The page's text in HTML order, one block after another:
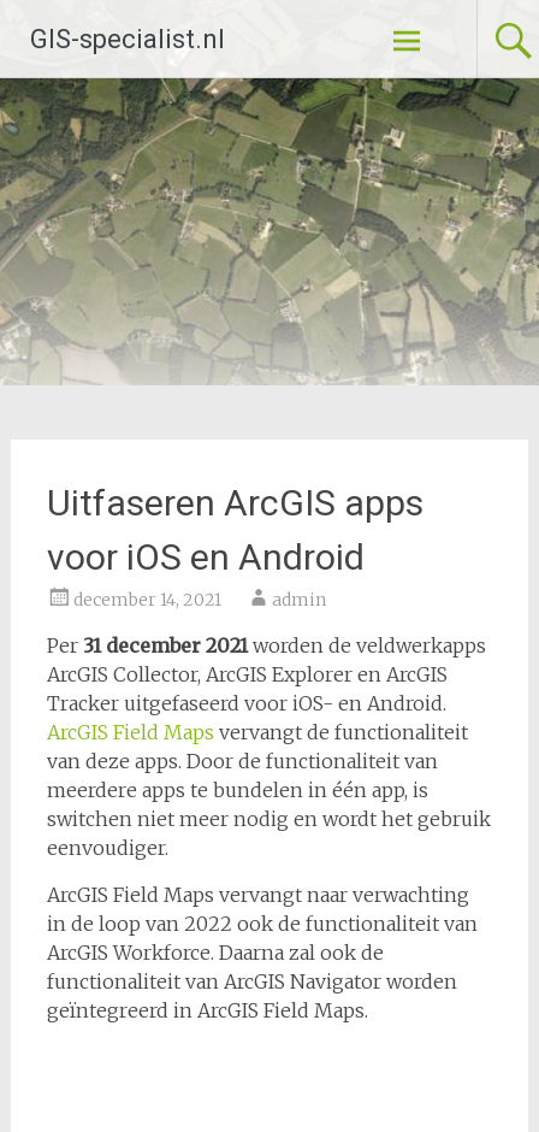
naar
de
inhoud
GIS-specialist.nl
Uitfaseren ArcGIS apps
voor iOS en Android
december 14, 2021 admin
Per 31 december 2021worden de veldwerkapps
ArcGIS Collector, ArcGIS Explorer en ArcGIS
Tracker uitgefaseerd voor iOS- en Android.
ArcGIS Field Maps vervangt de functionaliteit
van deze apps. Door de functionaliteit van
meerdere apps te bundelen in één app, is
switchen niet meer nodig en wordt het gebruik
eenvoudiger.
ArcGIS Field Maps vervangt naar verwachting
in de loop van 2022 ook de functionaliteit van
ArcGIS Workforce. Daarna zal ook de
functionaliteit van ArcGIS Navigator worden
geïntegreerd in ArcGIS Field Maps.